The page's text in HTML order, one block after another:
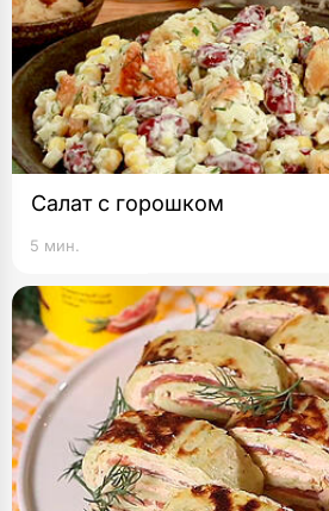
Салат с горошком
5 мин.